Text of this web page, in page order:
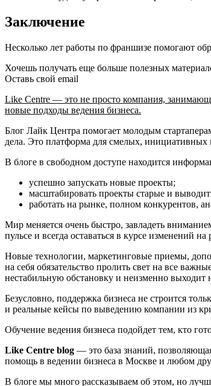
Заключение
Несколько лет работы по франшизе помогают
Хочешь получать еще больше полезных
Оставь свой email
Like Centre — это не просто компания,
новые подходы ведения бизнеса.
Блог Лайк Центра помогает молодым
дела. Это платформа для смелых, инициативных
В блоге в свободном доступе находится
успешно запускать новые проекты;
масштабировать проекты старые и
работать на рынке, полном конкурентов,
Мир меняется очень быстро, завладеть
пульсе и всегда оставаться в курсе изменений
Новые технологии, маркетинговые приемы,
на себя обязательство пролить свет на все
нестабильную обстановку и неизменно
Безусловно, поддержка бизнеса не строится
и реальные кейсы по выведению компании из
Обучение ведения бизнеса подойдет тем, кто
Like Centre blog — это база знаний,
помощь в ведении бизнеса в Москве и любом
В блоге мы много рассказываем об этом, но